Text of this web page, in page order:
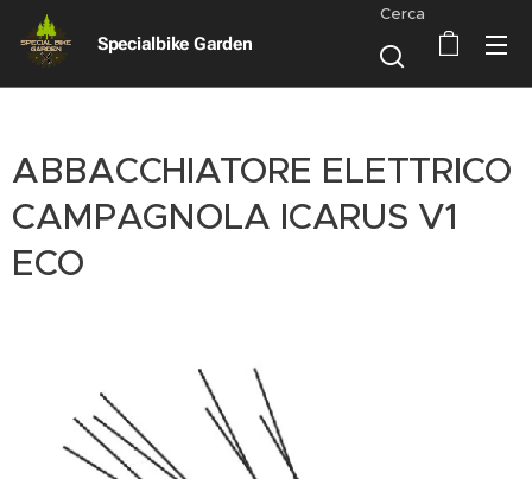
Specialbike Garden
Cerca
ABBACCHIATORE ELETTRICO
CAMPAGNOLA ICARUS V1
ECO